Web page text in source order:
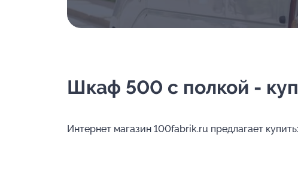
Шкаф 500 с полкой -
Интернет магазин 100fabrik.ru предлагает